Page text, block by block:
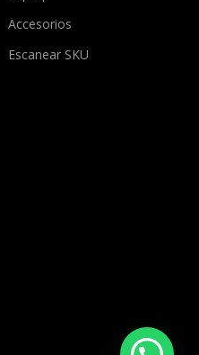
Accesorios
Escanear SKU